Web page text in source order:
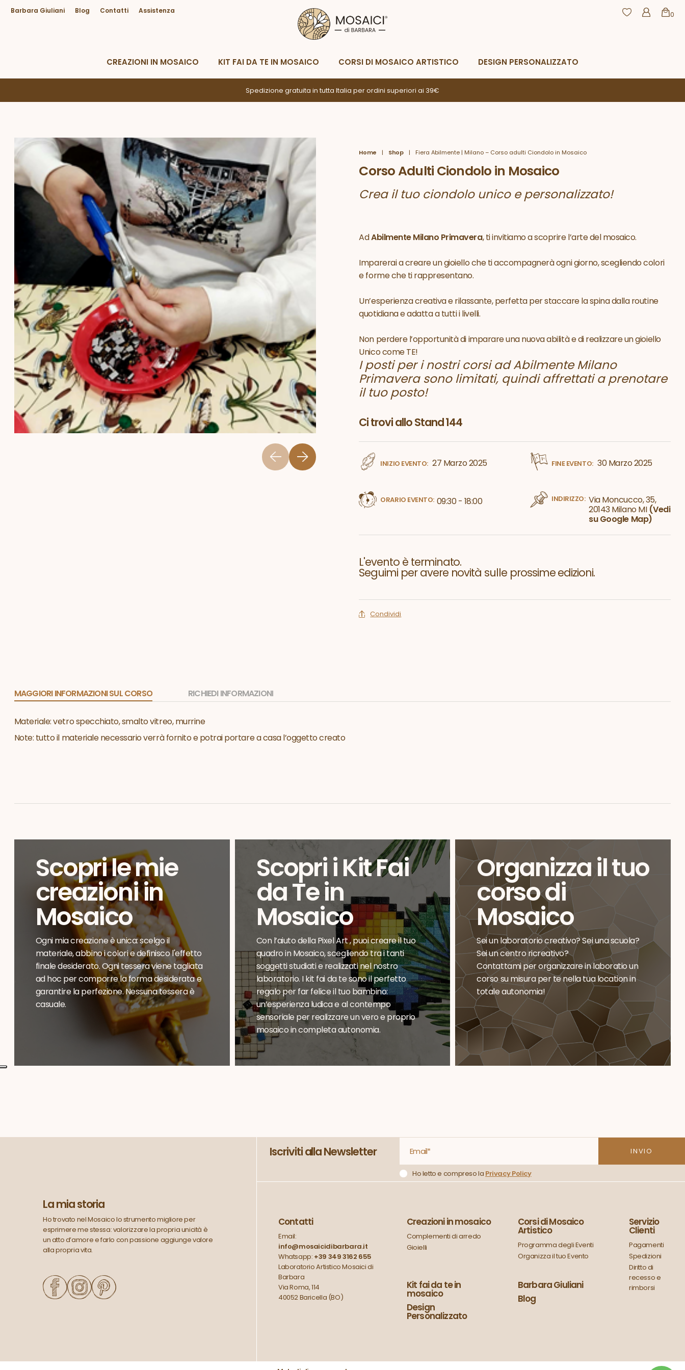
Hai bisogno di Aiuto? Metodi di spedizione
Whatsapp
Barbara Giuliani Blog Contatti Assistenza 0
CREAZIONI IN MOSAICO KIT FAI DA TE IN MOSAICO CORSI DI MOSAICO ARTISTICO DESIGN PERSONALIZZATO
Spedizione gratuita in tutta Italia per ordini superiori ai 39€
Home | Shop | Fiera Abilmente | Milano – Corso adulti Ciondolo in Mosaico
Corso Adulti Ciondolo in Mosaico
Crea il tuo ciondolo unico e personalizzato!
AdAbilmente Milano Primavera, ti invitiamo a scoprire l’arte del mosaico.
Imparerai a creare un gioiello che ti accompagnerà ogni giorno, scegliendo colori
e forme che ti rappresentano.
Un’esperienza creativa e rilassante, perfetta per staccare la spina dalla routine
quotidiana e adatta a tutti i livelli.
Non perdere l’opportunità di imparare una nuova abilità e di realizzare un gioiello
Unico come TE!
I posti per i nostri corsi ad Abilmente Milano
Primavera sono limitati, quindi affrettati a prenotare
il tuo posto!
Ci trovi allo Stand 144
INIZIO EVENTO: 27 Marzo 2025 FINE EVENTO: 30 Marzo 2025
ORARIO EVENTO: 09:30 - 18:00 INDIRIZZO: Via Moncucco, 35,
20143 Milano MI (Vedi
su Google Map)
L'evento è terminato.
Seguimi per avere novità sulle prossime edizioni.
Condividi
MAGGIORI INFORMAZIONI SUL CORSO RICHIEDI INFORMAZIONI
Materiale: vetro specchiato, smalto vitreo, murrine
Note: tutto il materiale necessario verrà fornito e potrai portare a casa l’oggetto creato
Scopri le mie
creazioni in
Mosaico
Ogni mia creazione è unica: scelgo il
materiale, abbino i colori e definisco l'effetto
finale desiderato. Ogni tessera viene tagliata
ad hoc per comporre la forma desiderata e
garantire la perfezione. Nessuna tessera è
casuale.
Scopri i Kit Fai
da Te in
Mosaico
Con l’aiuto della Pixel Art , puoi creare il tuo
quadro in Mosaico, scegliendo tra i tanti
soggetti studiati e realizzati nel nostro
laboratorio. I kit fai da te sono il perfetto
regalo per far felice il tuo bambino:
un’esperienza ludica e al contempo
sensoriale per realizzare un vero e proprio
mosaico in completa autonomia.
Organizza il tuo
corso di
Mosaico
Sei un laboratorio creativo? Sei una scuola?
Sei un centro ricreativo?
Contattami per organizzare in laboratio un
corso su misura per te nella tua location in
totale autonomia!
La mia storia
Ho trovato nel Mosaico lo strumento migliore per
esprimere me stessa: valorizzare la propria unicità è
un atto d’amore e farlo con passione aggiunge valore
alla propria vita.
Iscriviti alla Newsletter
Ho letto e compreso la Privacy Policy
Contatti
Email:
info@mosaicidibarbara.it
Whatsapp: +39 349 3162 655
Laboratorio Artistico Mosaici di
Barbara
Via Roma, 114
40052 Baricella (BO)
Creazioni in mosaico
Complementi di arredo
Gioielli
Corsi di Mosaico
Artistico
Programma degli Eventi
Organizza il tuo Evento
Servizio
Clienti
Pagamenti
Spedizioni
Diritto di
recesso e
rimborsi
Kit fai da te in
mosaico
Design
Personalizzato
Barbara Giuliani
Blog